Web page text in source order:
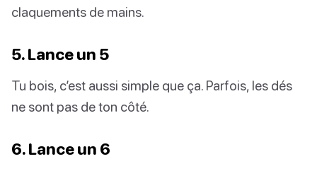
claquements de mains.
5. Lance un 5
Tu bois, c’est aussi simple que ça. Parfois, les dés
ne sont pas de ton côté.
6. Lance un 6